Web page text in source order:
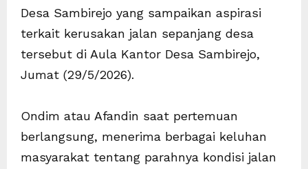
Desa Sambirejo yang sampaikan aspirasi
terkait kerusakan jalan sepanjang desa
tersebut di Aula Kantor Desa Sambirejo,
Jumat (29/5/2026).
Ondim atau Afandin saat pertemuan
berlangsung, menerima berbagai keluhan
masyarakat tentang parahnya kondisi jalan